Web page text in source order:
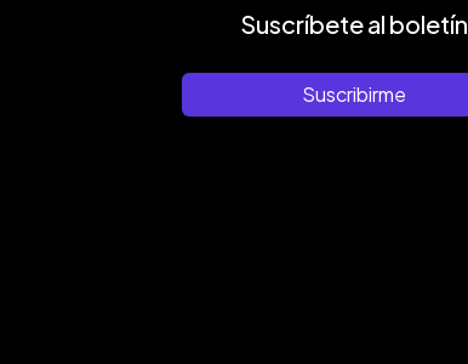
Suscríbete al boletín
Suscribirme